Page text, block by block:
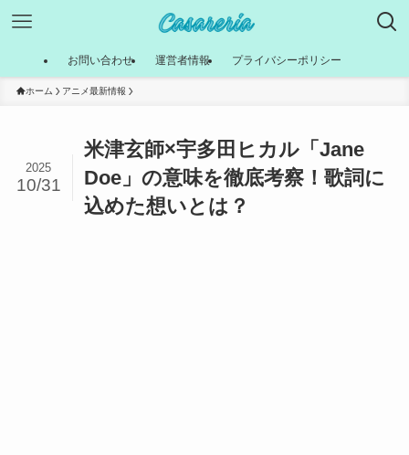
お問い合わせ 運営者情報 プライバシーポリシー
ホーム アニメ最新情報
米津玄師×宇多田ヒカル「Jane
Doe」の意味を徹底考察！歌詞に
込めた想いとは？
2025
10/31